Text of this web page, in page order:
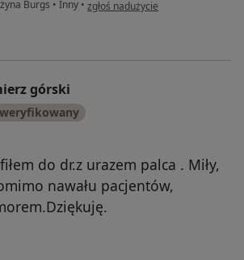
Burgs • Inny • zgłoś nadużycie
górski
do dr.z urazem palca . Miły,
nawału pacjentów,